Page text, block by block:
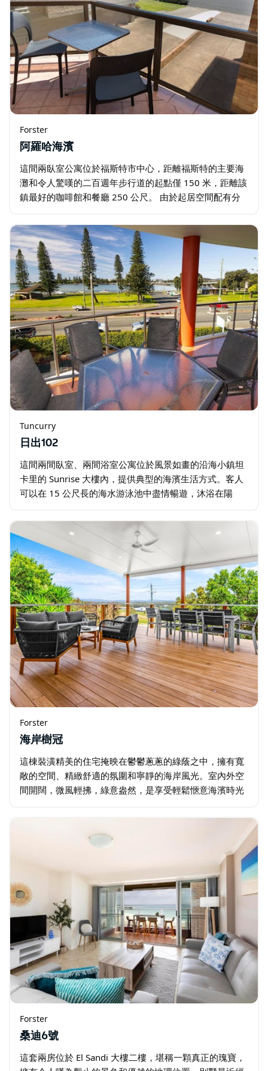
Forster
阿羅哈海濱
這間兩臥室公寓位於福斯特市中心，距離福斯特的主要海
灘和令人驚嘆的二百週年步行道的起點僅 150 米，距離該
鎮最好的咖啡館和餐廳 250 公尺。 由於起居空間配有分
受這間公寓。一邊燒烤烹飪晚餐…
Tuncurry
日出102
這間兩間臥室、兩間浴室公寓位於風景如畫的沿海小鎮坦
卡里的 Sunrise 大樓內，提供典型的海濱生活方式。客人
可以在 15 公尺長的海水游泳池中盡情暢遊，沐浴在陽
池、觀景台…
Forster
海岸樹冠
這棟裝潢精美的住宅掩映在鬱鬱蔥蔥的綠蔭之中，擁有寬
敞的空間、精緻舒適的氛圍和寧靜的海岸風光。室內外空
間開闊，微風輕拂，綠意盎然，是享受輕鬆愜意海濱時光
居區，巧妙地融合了正式與休閒空間。木地板…
Forster
桑迪6號
這套兩房位於 El Sandi 大樓二樓，堪稱一顆真正的瑰寶，